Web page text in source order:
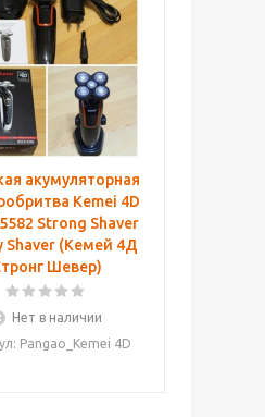
акумуляторная
Kemei 4D
Strong Shaver
Shaver (Кемей 4Д
Шевер)
Нет в наличии
Pangao_Kemei 4D